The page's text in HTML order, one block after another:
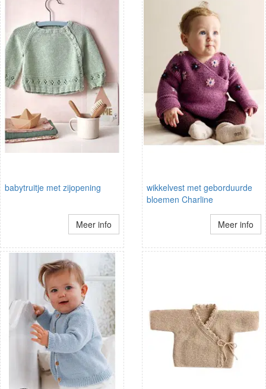
babytruitje met zijopening
Meer info
wikkelvest met geborduurde
bloemen Charline
Meer info